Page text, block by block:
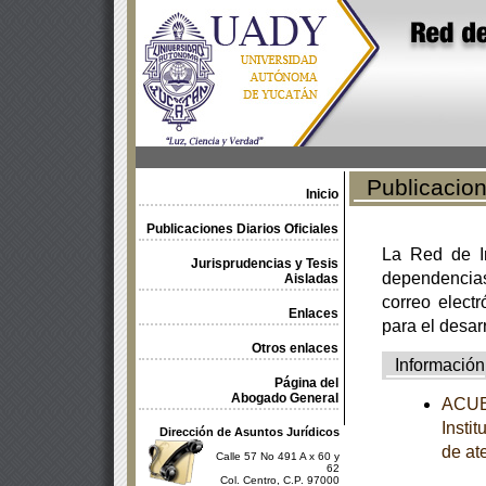
Inicio
Publicaciones Diarios Oficiales
Jurisprudencias y Tesis
Aisladas
Enlaces
Otros enlaces
Página del
Abogado General
Dirección de Asuntos Jurídicos
Calle 57 No 491 A x 60 y
62
Col. Centro, C.P. 97000
La Red de
correo
para el
Información
de